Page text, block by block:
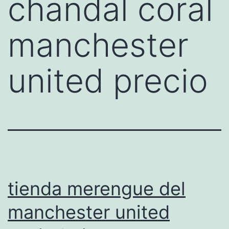
chandal coral
manchester
united precio
tienda merengue del
manchester united